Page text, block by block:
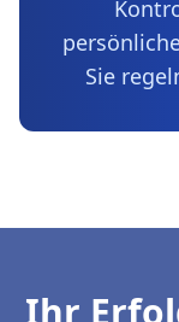
Sie
Ihr